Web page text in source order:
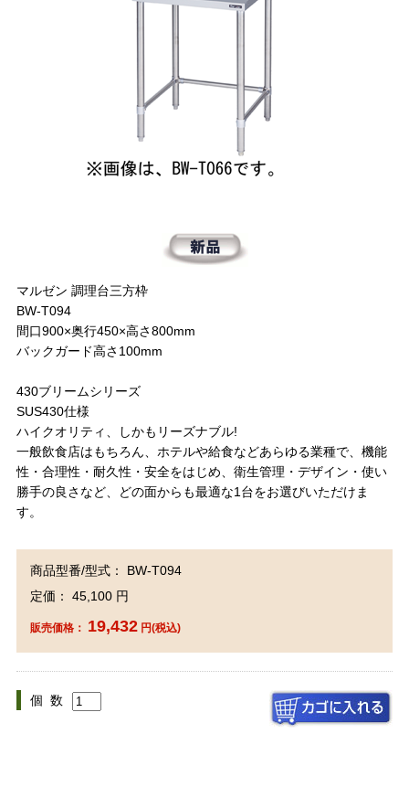
マルゼン 調理台三方枠
BW-T094
間口900×奥行450×高さ800mm
バックガード高さ100mm
430ブリームシリーズ
SUS430仕様
ハイクオリティ、しかもリーズナブル!
一般飲食店はもちろん、ホテルや給食などあらゆる業種で、機能
性・合理性・耐久性・安全をはじめ、衛生管理・デザイン・使い
勝手の良さなど、どの面からも最適な1台をお選びいただけま
す。
商品型番/型式： BW-T094
定価： 45,100 円
販売価格： 19,432円(税込)
個 数